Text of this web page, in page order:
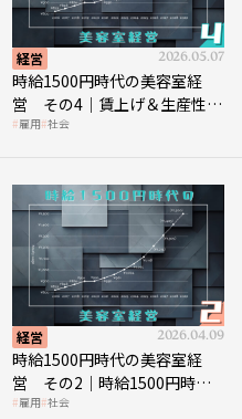
経営 2026.05.07
時給1500円時代の美容室経
営 その4｜賃上げ＆生産性向
上につなげる賢い助成金活用
雇用 社会
経営 2026.04.09
時給1500円時代の美容室経
営 その2｜時給1500円時代
に支払う給与はいくらなのか
雇用 社会